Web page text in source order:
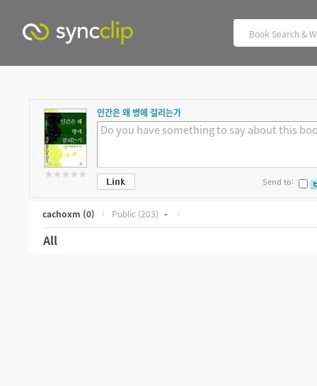
인간은 왜 병에 걸리는가
Send to:
cachoxm (0) Public (203)
All